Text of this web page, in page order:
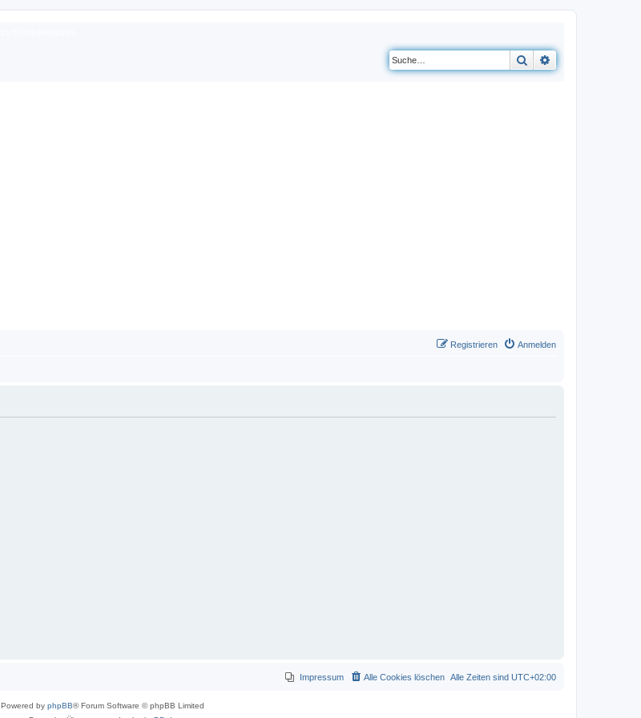
Suche
Anmelden
Registrieren
Alle Zeiten sind UTC+02:00
Alle Cookies löschen
Impressum
Powered by phpBB® Forum Software © phpBB Limited